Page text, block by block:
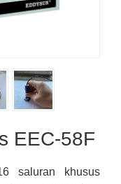
EEC-58F
saluran khusus